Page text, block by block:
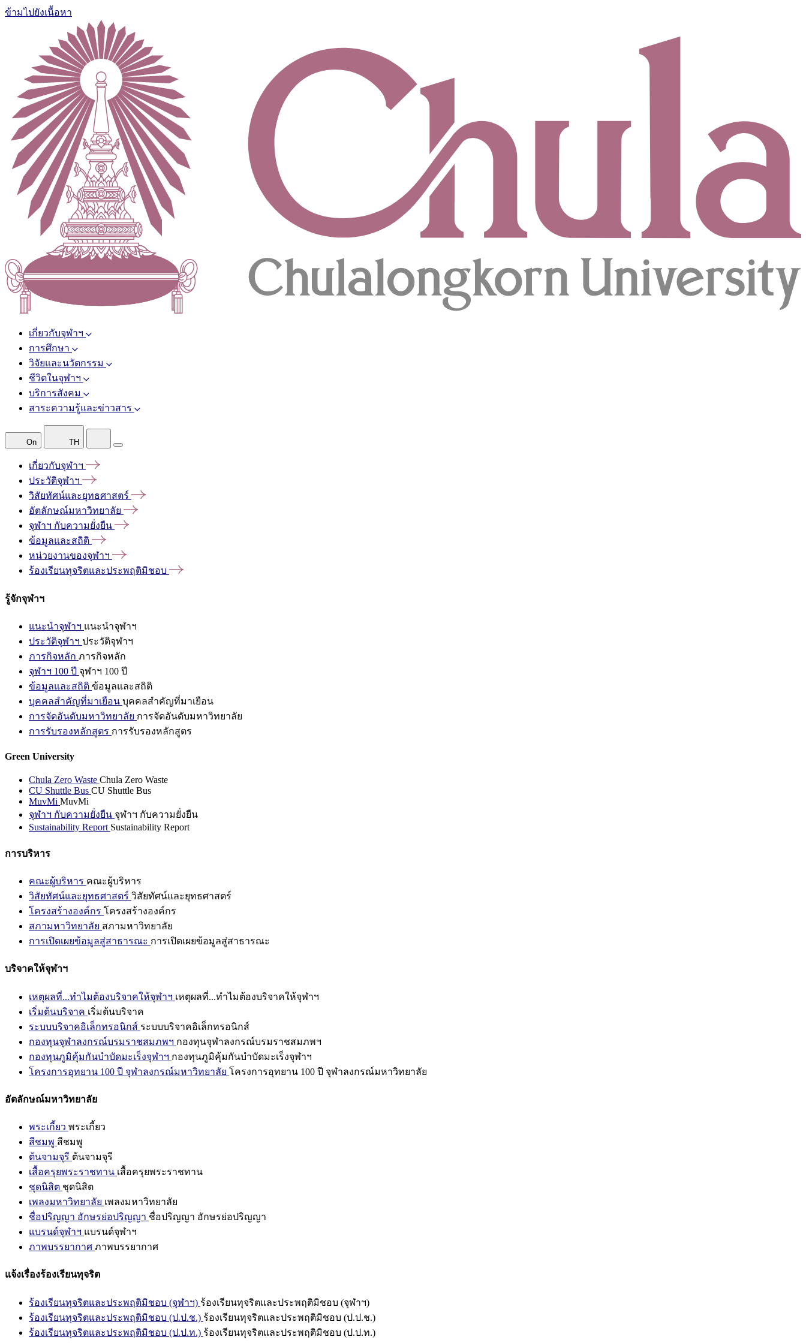
ข้ามไปยังเนื้อหา
เกี่ยวกับจุฬาฯ
การศึกษา
วิจัยและนวัตกรรม
ชีวิตในจุฬาฯ
บริการสังคม
สาระความรู้และข่าวสาร
On TH
เกี่ยวกับจุฬาฯ
ประวัติจุฬาฯ
วิสัยทัศน์และยุทธศาสตร์
อัตลักษณ์มหาวิทยาลัย
จุฬาฯ กับความยั่งยืน
ข้อมูลและสถิติ
หน่วยงานของจุฬาฯ
ร้องเรียนทุจริตและประพฤติมิชอบ
รู้จักจุฬาฯ
แนะนำจุฬาฯ แนะนำจุฬาฯ
ประวัติจุฬาฯ ประวัติจุฬาฯ
ภารกิจหลัก ภารกิจหลัก
จุฬาฯ 100 ปี จุฬาฯ 100 ปี
ข้อมูลและสถิติ ข้อมูลและสถิติ
บุคคลสำคัญที่มาเยือน บุคคลสำคัญที่มาเยือน
การจัดอันดับมหาวิทยาลัย การจัดอันดับมหาวิทยาลัย
การรับรองหลักสูตร การรับรองหลักสูตร
Green University
Chula Zero Waste Chula Zero Waste
CU Shuttle Bus CU Shuttle Bus
MuvMi MuvMi
จุฬาฯ กับความยั่งยืน จุฬาฯ กับความยั่งยืน
Sustainability Report Sustainability Report
การบริหาร
คณะผู้บริหาร คณะผู้บริหาร
วิสัยทัศน์และยุทธศาสตร์ วิสัยทัศน์และยุทธศาสตร์
โครงสร้างองค์กร โครงสร้างองค์กร
สภามหาวิทยาลัย สภามหาวิทยาลัย
การเปิดเผยข้อมูลสู่สาธารณะ การเปิดเผยข้อมูลสู่สาธารณะ
บริจาคให้จุฬาฯ
เหตุผลที่...ทำไมต้องบริจาคให้จุฬาฯ เหตุผลที่...ทำไมต้องบริจาคให้จุฬาฯ
เริ่มต้นบริจาค เริ่มต้นบริจาค
ระบบบริจาคอิเล็กทรอนิกส์ ระบบบริจาคอิเล็กทรอนิกส์
กองทุนจุฬาลงกรณ์บรมราชสมภพฯ กองทุนจุฬาลงกรณ์บรมราชสมภพฯ
กองทุนภูมิคุ้มกันบำบัดมะเร็งจุฬาฯ กองทุนภูมิคุ้มกันบำบัดมะเร็งจุฬาฯ
โครงการอุทยาน 100 ปี จุฬาลงกรณ์มหาวิทยาลัย โครงการอุทยาน 100 ปี จุฬาลงกรณ์มหาวิทยาลัย
อัตลักษณ์มหาวิทยาลัย
พระเกี้ยว พระเกี้ยว
สีชมพู สีชมพู
ต้นจามจุรี ต้นจามจุรี
เสื้อครุยพระราชทาน เสื้อครุยพระราชทาน
ชุดนิสิต ชุดนิสิต
เพลงมหาวิทยาลัย เพลงมหาวิทยาลัย
ชื่อปริญญา อักษรย่อปริญญา ชื่อปริญญา อักษรย่อปริญญา
แบรนด์จุฬาฯ แบรนด์จุฬาฯ
ภาพบรรยากาศ ภาพบรรยากาศ
แจ้งเรื่องร้องเรียนทุจริต
ร้องเรียนทุจริตและประพฤติมิชอบ (จุฬาฯ) ร้องเรียนทุจริตและประพฤติมิชอบ (จุฬาฯ)
ร้องเรียนทุจริตและประพฤติมิชอบ (ป.ป.ช.) ร้องเรียนทุจริตและประพฤติมิชอบ (ป.ป.ช.)
ร้องเรียนทุจริตและประพฤติมิชอบ (ป.ป.ท.) ร้องเรียนทุจริตและประพฤติมิชอบ (ป.ป.ท.)